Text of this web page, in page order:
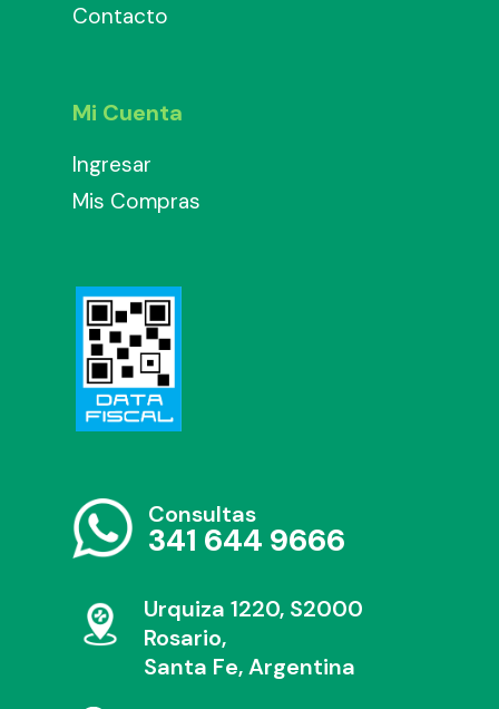
Contacto
Mi Cuenta
Ingresar
Mis Compras
Consultas
341 644 9666
Urquiza 1220, S2000
Rosario,
Santa Fe, Argentina